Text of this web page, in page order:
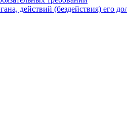
действий (бездействия) его